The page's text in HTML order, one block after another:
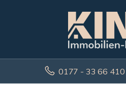
0177 - 33 66 410